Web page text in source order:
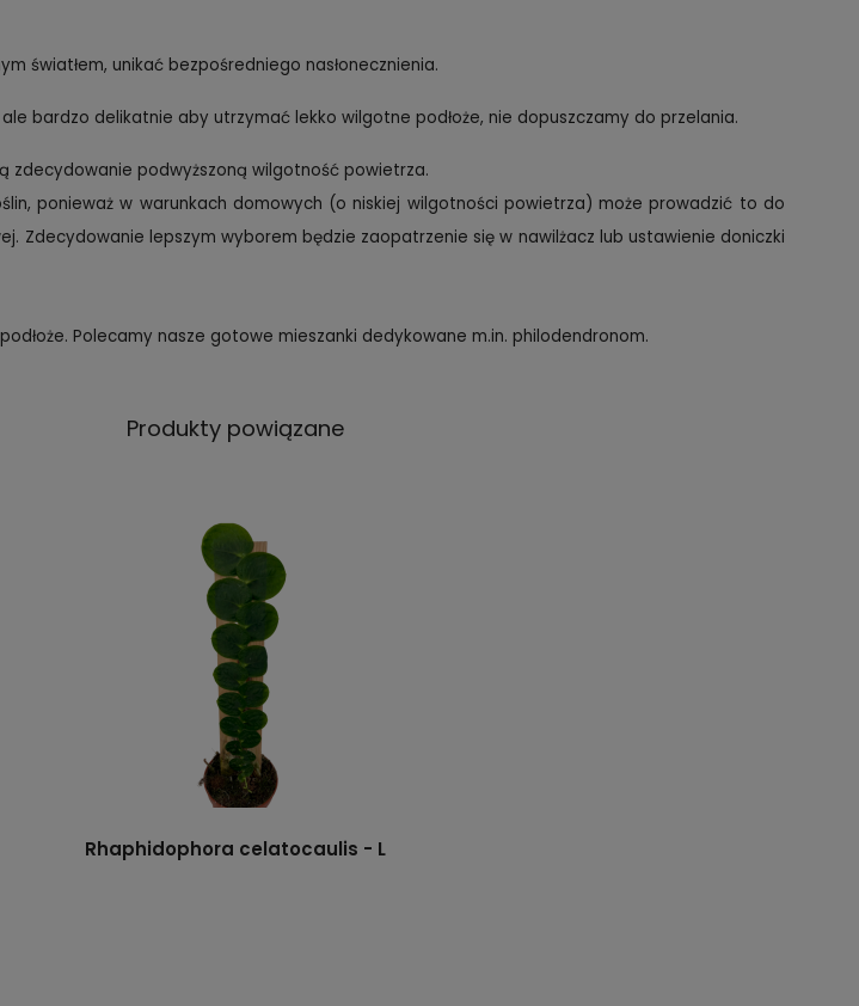
światłem, unikać bezpośredniego nasłonecznienia.
bardzo delikatnie aby utrzymać lekko wilgotne podłoże, nie dopuszczamy do przelania.
zdecydowanie podwyższoną wilgotność powietrza.
ponieważ w warunkach domowych (o niskiej wilgotności powietrza) może prowadzić to do
Zdecydowanie lepszym wyborem będzie zaopatrzenie się w nawilżacz lub ustawienie doniczki
Polecamy nasze gotowe mieszanki dedykowane m.in. philodendronom.
Produkty powiązane
Rhaphidophora celatocaulis - L